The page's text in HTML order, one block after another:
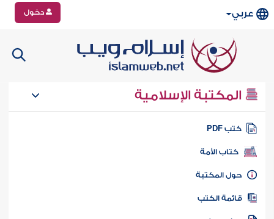
عربي دخول
المكتبة الإسلامية
كتب PDF
كتاب الأمة
المكتبة